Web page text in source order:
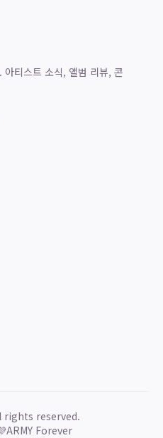
티스트 소식, 앨범 리뷰, 콘
rights reserved.
ARMY Forever